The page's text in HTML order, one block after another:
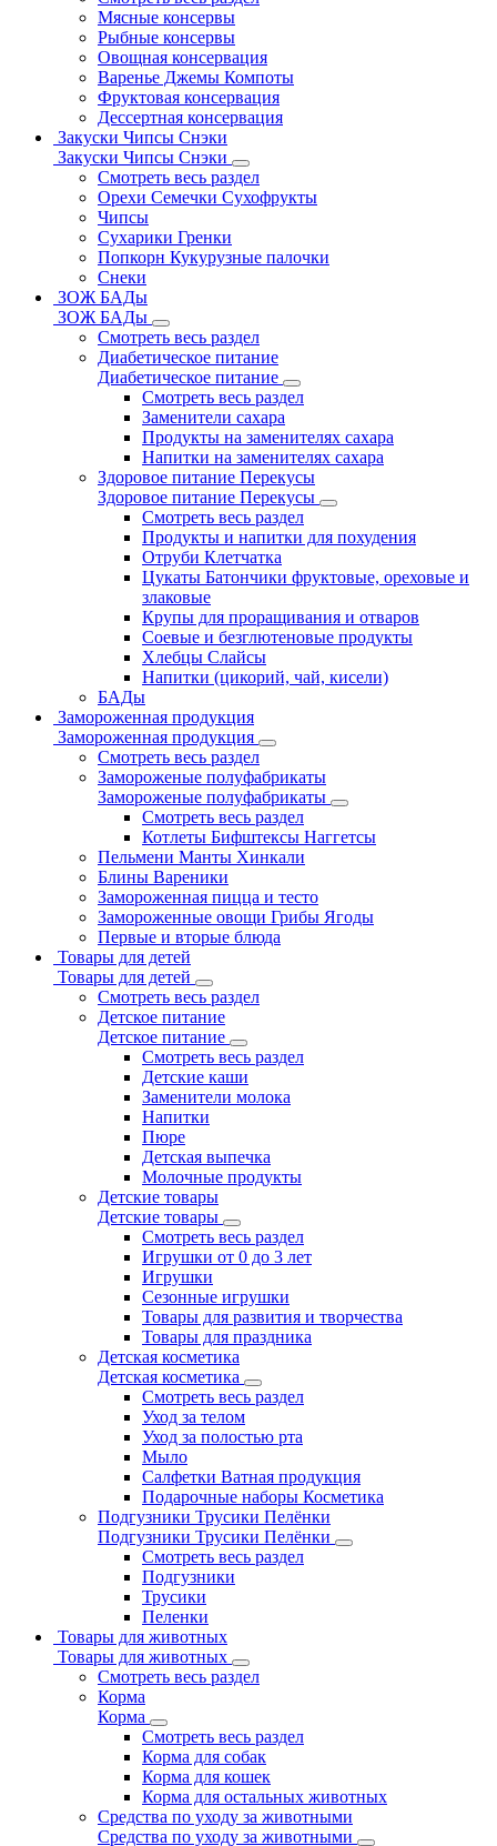
Мясные консервы
Рыбные консервы
Овощная консервация
Варенье Джемы Компоты
Фруктовая консервация
Дессертная консервация
Закуски Чипсы Снэки
Закуски Чипсы Снэки
Смотреть весь раздел
Орехи Семечки Сухофрукты
Чипсы
Сухарики Гренки
Попкорн Кукурузные палочки
Снеки
ЗОЖ БАДы
ЗОЖ БАДы
Смотреть весь раздел
Диабетическое питание
Диабетическое питание
Смотреть весь раздел
Заменители сахара
Продукты на заменителях сахара
Напитки на заменителях сахара
Здоровое питание Перекусы
Здоровое питание Перекусы
Смотреть весь раздел
Продукты и напитки для похудения
Отруби Клетчатка
Цукаты Батончики фруктовые, ореховые и
злаковые
Крупы для проращивания и отваров
Соевые и безглютеновые продукты
Хлебцы Слайсы
Напитки (цикорий, чай, кисели)
БАДы
Замороженная продукция
Замороженная продукция
Смотреть весь раздел
Замороженые полуфабрикаты
Замороженые полуфабрикаты
Смотреть весь раздел
Котлеты Бифштексы Наггетсы
Пельмени Манты Хинкали
Блины Вареники
Замороженная пицца и тесто
Замороженные овощи Грибы Ягоды
Первые и вторые блюда
Товары для детей
Товары для детей
Смотреть весь раздел
Детское питание
Детское питание
Смотреть весь раздел
Детские каши
Заменители молока
Напитки
Пюре
Детская выпечка
Молочные продукты
Детские товары
Детские товары
Смотреть весь раздел
Игрушки от 0 до 3 лет
Игрушки
Сезонные игрушки
Товары для развития и творчества
Товары для праздника
Детская косметика
Детская косметика
Смотреть весь раздел
Уход за телом
Уход за полостью рта
Мыло
Салфетки Ватная продукция
Подарочные наборы Косметика
Подгузники Трусики Пелёнки
Подгузники Трусики Пелёнки
Смотреть весь раздел
Подгузники
Трусики
Пеленки
Товары для животных
Товары для животных
Смотреть весь раздел
Корма
Корма
Смотреть весь раздел
Корма для собак
Корма для кошек
Корма для остальных животных
Средства по уходу за животными
Средства по уходу за животными